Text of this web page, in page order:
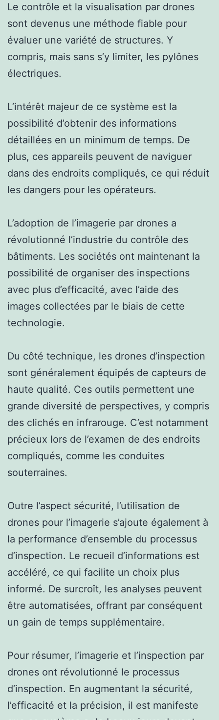
Le contrôle et la visualisation par drones
sont devenus une méthode fiable pour
évaluer une variété de structures. Y
compris, mais sans s’y limiter, les pylônes
électriques.
L’intérêt majeur de ce système est la
possibilité d’obtenir des informations
détaillées en un minimum de temps. De
plus, ces appareils peuvent de naviguer
dans des endroits compliqués, ce qui réduit
les dangers pour les opérateurs.
L’adoption de l’imagerie par drones a
révolutionné l’industrie du contrôle des
bâtiments. Les sociétés ont maintenant la
possibilité de organiser des inspections
avec plus d’efficacité, avec l’aide des
images collectées par le biais de cette
technologie.
Du côté technique, les drones d’inspection
sont généralement équipés de capteurs de
haute qualité. Ces outils permettent une
grande diversité de perspectives, y compris
des clichés en infrarouge. C’est notamment
précieux lors de l’examen de des endroits
compliqués, comme les conduites
souterraines.
Outre l’aspect sécurité, l’utilisation de
drones pour l’imagerie s’ajoute également à
la performance d’ensemble du processus
d’inspection. Le recueil d’informations est
accéléré, ce qui facilite un choix plus
informé. De surcroît, les analyses peuvent
être automatisées, offrant par conséquent
un gain de temps supplémentaire.
Pour résumer, l’imagerie et l’inspection par
drones ont révolutionné le processus
d’inspection. En augmentant la sécurité,
l’efficacité et la précision, il est manifeste